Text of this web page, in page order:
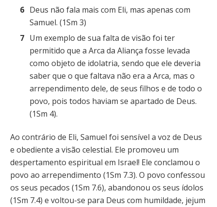
Deus não fala mais com Eli, mas apenas com
Samuel. (1Sm 3)
Um exemplo de sua falta de visão foi ter
permitido que a Arca da Aliança fosse levada
como objeto de idolatria, sendo que ele deveria
saber que o que faltava não era a Arca, mas o
arrependimento dele, de seus filhos e de todo o
povo, pois todos haviam se apartado de Deus.
(1Sm 4).
Ao contrário de Eli, Samuel foi sensível a voz de Deus
e obediente a visão celestial. Ele promoveu um
despertamento espiritual em Israel! Ele conclamou o
povo ao arrependimento (1Sm 7.3). O povo confessou
os seus pecados (1Sm 7.6), abandonou os seus ídolos
(1Sm 7.4) e voltou-se para Deus com humildade, jejum